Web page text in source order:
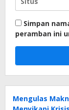
Simpan
peramban ini
Mengulas